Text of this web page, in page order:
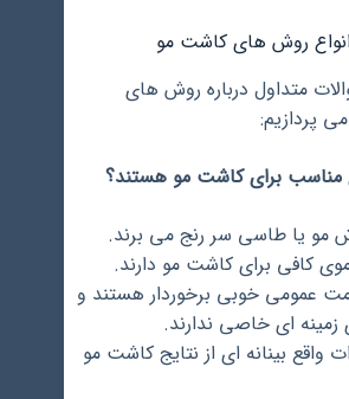
انواع روش های کاشت مو
متداول درباره روش های
پردازیم:
مو یا طاسی سر رنج می برند.
کافی برای کاشت مو دارند.
عمومی خوبی برخوردار هستند و
زمینه ای خاصی ندارند.
واقع بینانه ای از نتایج کاشت مو